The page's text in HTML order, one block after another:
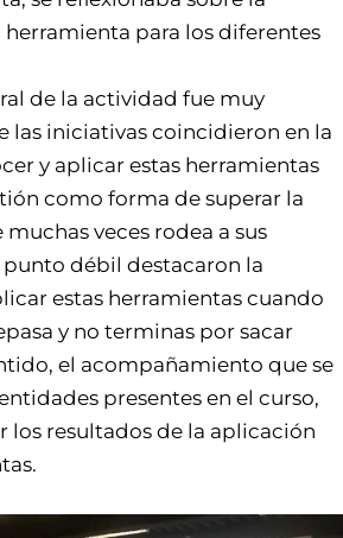
para los diferentes
de la actividad fue muy
las iniciativas coincidieron en la
y aplicar estas herramientas
como forma de superar la
veces rodea a sus
débil destacaron la
estas herramientas cuando
y no terminas por sacar
el acompañamiento que se
presentes en el curso,
los resultados de la aplicación